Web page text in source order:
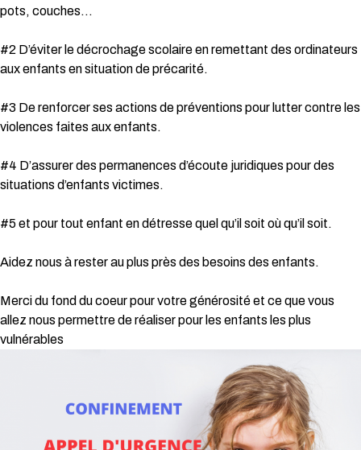
pots, couches…
#2 D’éviter le décrochage scolaire en remettant des ordinateurs
aux enfants en situation de précarité.
#3 De renforcer ses actions de préventions pour lutter contre les
violences faites aux enfants.
#4 D’assurer des permanences d’écoute juridiques pour des
situations d’enfants victimes.
#5 et pour tout enfant en détresse quel qu’il soit où qu’il soit.
Aidez nous à rester au plus près des besoins des enfants.
Merci du fond du coeur pour votre générosité et ce que vous
allez nous permettre de réaliser pour les enfants les plus
vulnérables